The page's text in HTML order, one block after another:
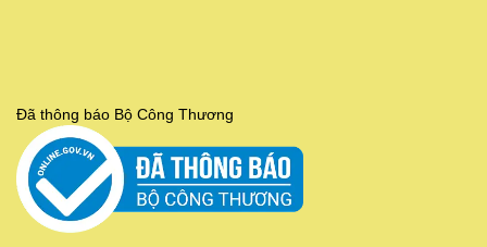
Đã thông báo Bộ Công Thương